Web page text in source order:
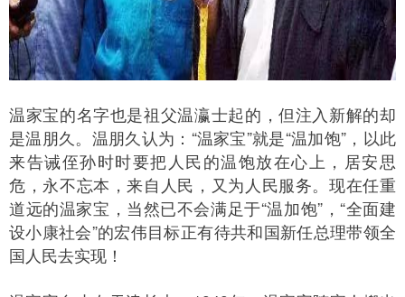
温家宝的名字也是祖父温瀛士起的，但注入新解的却
是温朋久。温朋久认为：“温家宝”就是“温加饱”，以此
来告诫侄孙时时要把人民的温饱放在心上，居安思
危，永不忘本，来自人民，又为人民服务。现在任重
道远的温家宝，当然已不会满足于“温加饱”，“全面建
设小康社会”的宏伟目标正有待共和国新任总理带领全
国人民去实现！